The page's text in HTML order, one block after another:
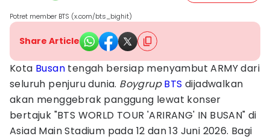
Potret member BTS (x.com/bts_bighit)
Share Article
Kota Busan tengah bersiap menyambut ARMY dari
seluruh penjuru dunia. Boygrup BTS dijadwalkan
akan menggebrak panggung lewat konser
bertajuk "BTS WORLD TOUR 'ARIRANG' IN BUSAN" di
Asiad Main Stadium pada 12 dan 13 Juni 2026. Bagi